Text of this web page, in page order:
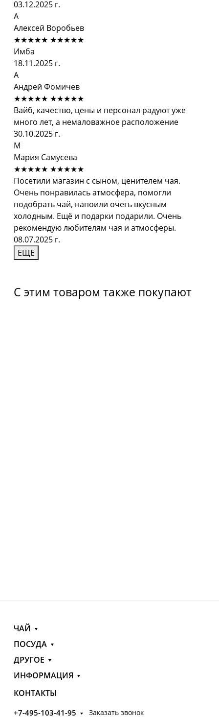
03.12.2025 г.
А
Алексей Воробьев
★★★★★ ★★★★★
Имба
18.11.2025 г.
А
Андрей Фомичев
★★★★★ ★★★★★
Вайб, качество, цены и персонал радуют уже
много лет, а немаловажное расположение
30.10.2025 г.
М
Мария Самусева
★★★★★ ★★★★★
Посетили магазин с сыном, ценителем чая.
Очень понравилась атмосфера, помогли
подобрать чай, напоили очегь вкусным
холодным. Ещё и подарки подарили. Очень
рекомендую любителям чая и атмосферы.
08.07.2025 г.
ЕЩЕ
С этим товаром также покупают
ЧАЙ
ПОСУДА
ДРУГОЕ
ИНФОРМАЦИЯ
КОНТАКТЫ
+7-495-103-41-95 Заказать звонок